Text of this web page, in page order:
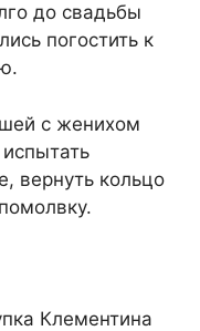
до свадьбы
погостить к
с женихом
вернуть кольцо
Клементина